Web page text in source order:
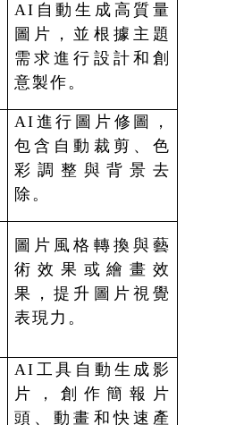
AI 自動生成高質量
圖片，並根據主題
需求進行設計和創
意製作。
AI 進行圖片修圖，
包含自動裁剪、色
彩調整與背景去
除。
圖片風格轉換與藝
術效果或繪畫效
果，提升圖片視覺
表現力。
AI 工具自動生成影
片，創作簡報片
頭、動畫和快速產